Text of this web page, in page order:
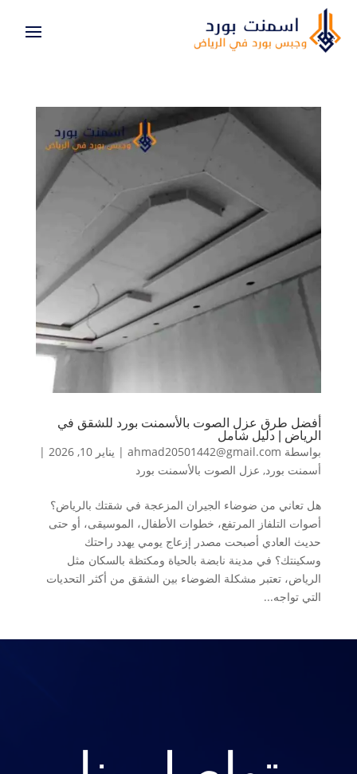
أفضل طرق عزل الصوت بالأسمنت بورد للشقق في
الرياض | دليل شامل
بواسطة ahmad20501442@gmail.com
| يناير 10, 2026
|
أسمنت بورد, عزل الصوت بالأسمنت بورد
هل تعاني من ضوضاء الجيران المزعجة في شقتك بالرياض؟
أصوات التلفاز المرتفع، خطوات الأطفال، الموسيقى، أو حتى
حديث العادي أصبحت مصدر إزعاج يومي يهدد راحتك
وسكينتك؟ في مدينة نابضة بالحياة ومكتظة بالسكان مثل
الرياض، تعتبر مشكلة الضوضاء بين الشقق من أكثر التحديات
التي تواجه...